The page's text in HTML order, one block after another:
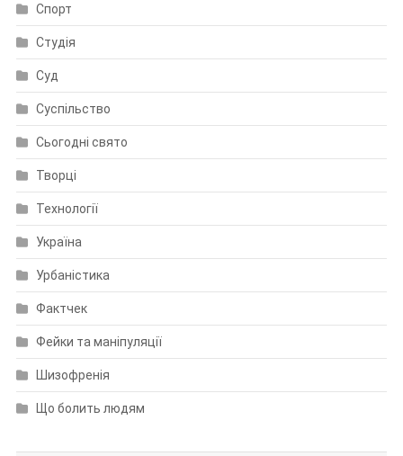
Спорт
Студія
Суд
Суспільство
Сьогодні свято
Творці
Технології
Україна
Урбаністика
Фактчек
Фейки та маніпуляції
Шизофренія
Що болить людям